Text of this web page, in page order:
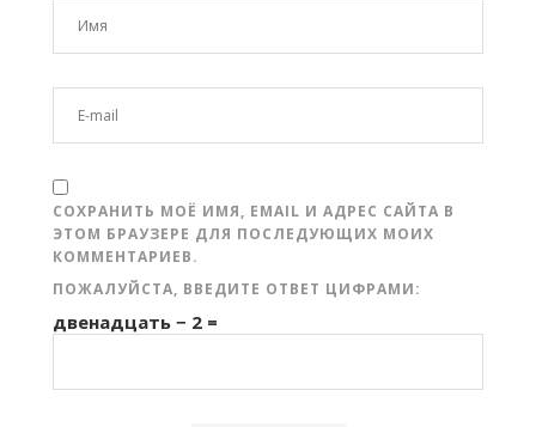
СОХРАНИТЬ МОЁ ИМЯ, EMAIL И АДРЕС САЙТА В
ЭТОМ БРАУЗЕРЕ ДЛЯ ПОСЛЕДУЮЩИХ МОИХ
КОММЕНТАРИЕВ.
ПОЖАЛУЙСТА, ВВЕДИТЕ ОТВЕТ ЦИФРАМИ:
двенадцать − 2 =